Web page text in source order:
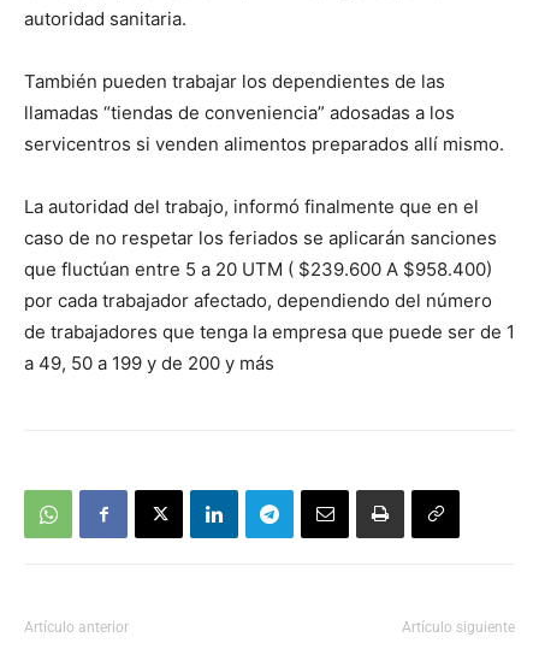
autoridad sanitaria.
También pueden trabajar los dependientes de las
llamadas “tiendas de conveniencia” adosadas a los
servicentros si venden alimentos preparados allí mismo.
La autoridad del trabajo, informó finalmente que en el
caso de no respetar los feriados se aplicarán sanciones
que fluctúan entre 5 a 20 UTM ( $239.600 A $958.400)
por cada trabajador afectado, dependiendo del número
de trabajadores que tenga la empresa que puede ser de 1
a 49, 50 a 199 y de 200 y más
Artículo anterior Artículo siguiente